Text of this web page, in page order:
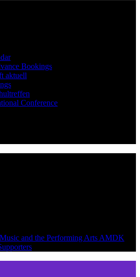
Bookings
aktuell
Conference
and the Performing Arts AMDK